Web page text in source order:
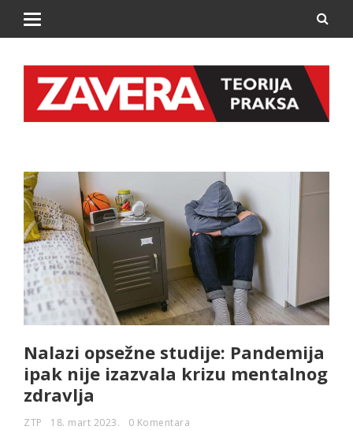
Nalazi opsežne studije: Pandemija
ipak nije izazvala krizu mentalnog
zdravlja
ZTP 18. mart 2023. 0 Komentara